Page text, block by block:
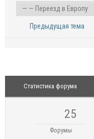
Предыдущая тема
Статистика форума
25
Форумы